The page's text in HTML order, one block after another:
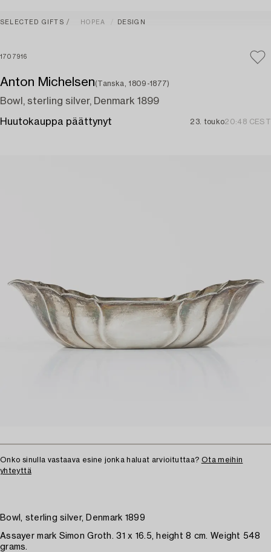
SELECTED GIFTS HOPEA DESIGN
1707916
Anton Michelsen(Tanska, 1809-1877)
Bowl, sterling silver, Denmark 1899
Huutokauppa päättynyt 23. touko20:48 CEST
Onko sinulla vastaava esine jonka haluat arvioituttaa? Ota meihin
yhteyttä
Bowl, sterling silver, Denmark 1899
Assayer mark Simon Groth. 31 x 16.5, height 8 cm. Weight 548
grams.